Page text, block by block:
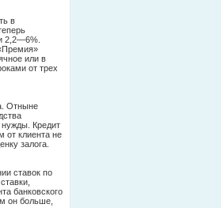
в
2,2—6%.
или в
от трех
Отныне
нужды. Кредит
от клиента не
залога.
ставок по
банковского
он больше,